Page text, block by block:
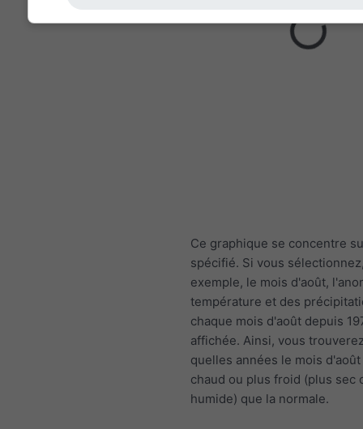
Ce graphique se concentre
spécifié. Si vous
exemple, le mois d'août,
température et des
chaque mois d'août depuis
affichée. Ainsi, vous
quelles années le mois
chaud ou plus froid (plus sec
humide) que la normale.